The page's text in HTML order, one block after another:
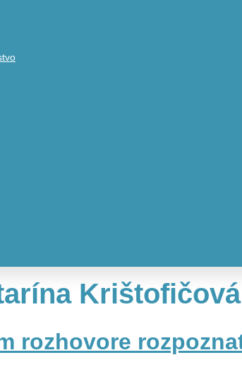
Krištofičová
rozhovore